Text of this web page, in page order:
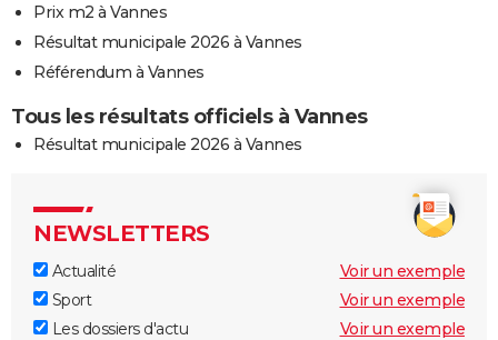
Prix m2 à Vannes
Résultat municipale 2026 à Vannes
Référendum à Vannes
Tous les résultats officiels à Vannes
Résultat municipale 2026 à Vannes
NEWSLETTERS
Actualité
Voir un exemple
Sport
Voir un exemple
Les dossiers d'actu
Voir un exemple